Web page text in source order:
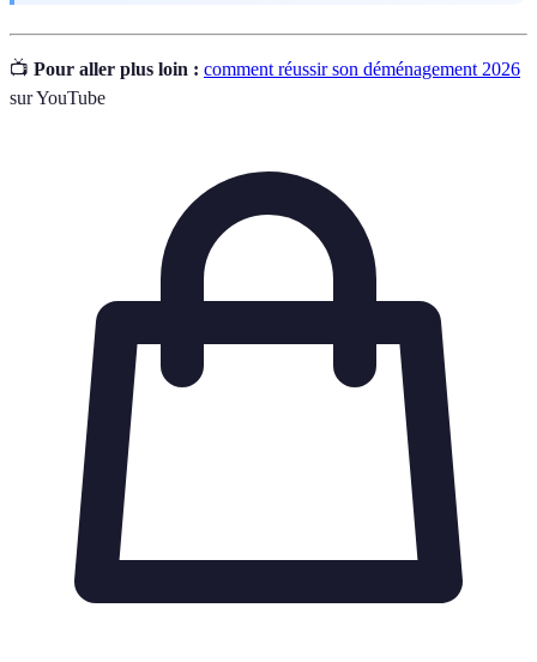
📺 Pour aller plus loin : comment réussir son déménagement 2026
sur YouTube